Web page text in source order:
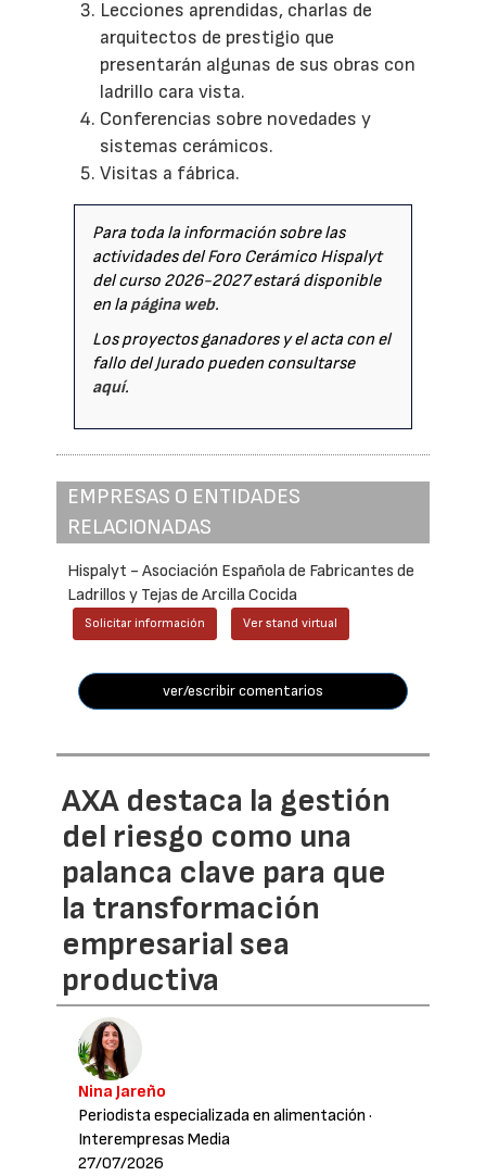
Lecciones aprendidas, charlas de
arquitectos de prestigio que
presentarán algunas de sus obras con
ladrillo cara vista.
Conferencias sobre novedades y
sistemas cerámicos.
Visitas a fábrica.
Para toda la información sobre las
actividades del Foro Cerámico Hispalyt
del curso 2026-2027 estará disponible
en lapágina web.
Los proyectos ganadores y el acta con el
fallo del Jurado pueden consultarse
aquí.
EMPRESAS O ENTIDADES
RELACIONADAS
Hispalyt - Asociación Española de Fabricantes de
Ladrillos y Tejas de Arcilla Cocida
Solicitar información Ver stand virtual
ver/escribir comentarios
AXA destaca la gestión
del riesgo como una
palanca clave para que
la transformación
empresarial sea
productiva
Nina Jareño
Periodista especializada en alimentación ·
Interempresas Media
27/07/2026